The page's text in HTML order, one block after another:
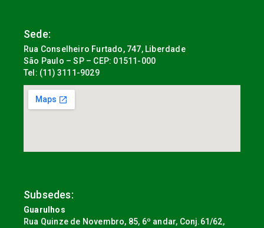
Sede:
Rua Conselheiro Furtado, 747, Liberdade
São Paulo – SP – CEP: 01511-000
Tel: (11) 3111-9029
Subsedes:
Guarulhos
Rua Quinze de Novembro, 85, 6º andar, Conj.61/62,